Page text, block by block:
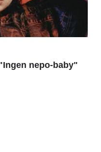
nepo-baby"